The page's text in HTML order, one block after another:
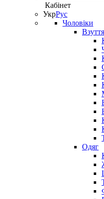
Кабінет
УкрРус
Чоловіки
Взуття
Одяг